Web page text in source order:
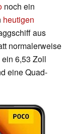
noch ein
heutigen
aus
normalerweise
6,53 Zoll
eine Quad-